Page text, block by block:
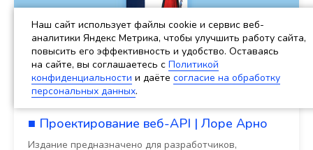
■ Проектирование веб-API | Лоре Арно
Издание предназначено для разработчиков,
Наш сайт использует файлы cookie и сервис веб-
аналитики Яндекс Метрика, чтобы улучшить работу сайта,
повысить его эффективность и удобство. Оставаясь
на сайте, вы соглашаетесь c Политикой
конфиденциальности и даёте согласие на обработку
персональных данных.